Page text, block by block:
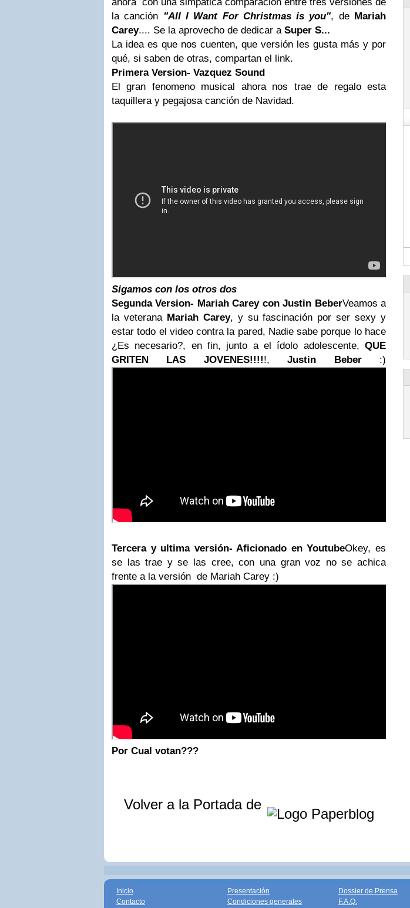
la canción "All I Want For Christmas is you", de Mariah
Carey.... Se la aprovecho de dedicar a Super S...
La idea es que nos cuenten, que versión les gusta más y por
qué, si saben de otras, compartan el link.
Primera Version- Vazquez Sound
El gran fenomeno musical ahora nos trae de regalo esta
taquillera y pegajosa canción de Navidad.
Sigamos con los otros dos
Segunda Version- Mariah Carey con Justin BeberVeamos a
la veterana Mariah Carey, y su fascinación por ser sexy y
estar todo el video contra la pared, Nadie sabe porque lo hace
¿Es necesario?, en fin, junto a el ídolo adolescente, QUE
GRITEN LAS JOVENES!!!!!,Justin Beber:)
Tercera y ultima versión- Aficionado en YoutubeOkey, es
se las trae y se las cree, con una gran voz no se achica
frente a la versión de Mariah Carey :)
Por Cual votan???
Volver a la Portada de
Inicio
Contacto
Presentación
Condiciones generales
Dossier de Prensa
F.A.Q.